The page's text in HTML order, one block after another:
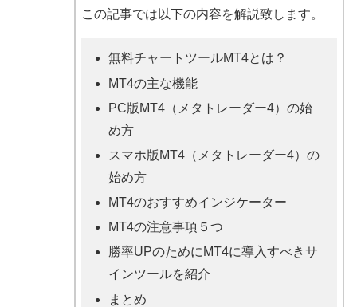
この記事では以下の内容を解説致します。
無料チャートツールMT4とは？
MT4の主な機能
PC版MT4（メタトレーダー4）の始
め方
スマホ版MT4（メタトレーダー4）の
始め方
MT4のおすすめインジケーター
MT4の注意事項５つ
勝率UPのためにMT4に導入すべきサ
インツールを紹介
まとめ